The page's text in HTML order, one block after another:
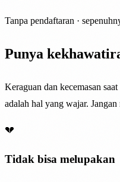
Tanpa pendaftaran ·
Punya
Keraguan dan kecemasan
adalah hal yang wajar.
💔
Tidak bisa melupakan